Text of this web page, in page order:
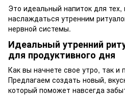
Это идеальный напиток для тех,
наслаждаться утренним
нервной системы.
Идеальный утренний
для продуктивного дня
Как вы начнете свое утро, так и
Предлагаем создать новый,
который поможет навсегда